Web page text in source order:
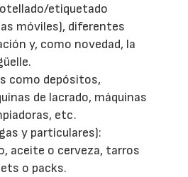
etiquetado
móviles), diferentes
y, como novedad, la
como depósitos,
de lacrado, máquinas
etc.
y particulares):
aceite o cerveza, tarros
o packs.